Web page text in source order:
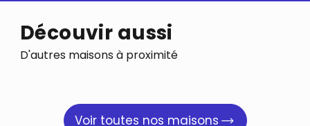
Découvir aussi
D'autres maisons à proximité
Voir toutes nos maisons